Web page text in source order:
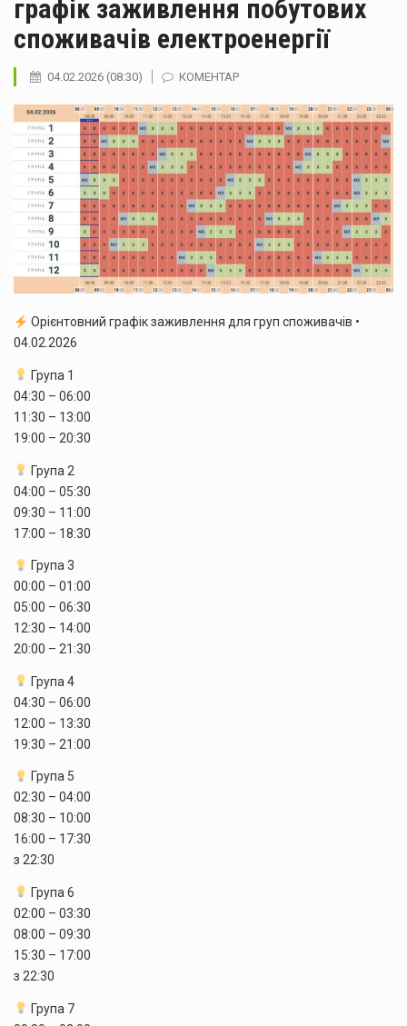
графік заживлення побутових
споживачів електроенергії
04.02.2026 (08:30) КОМЕНТАР
Орієнтовний графік заживлення для груп споживачів •
04.02.2026
Група 1
04:30 – 06:00
11:30 – 13:00
19:00 – 20:30
Група 2
04:00 – 05:30
09:30 – 11:00
17:00 – 18:30
Група 3
00:00 – 01:00
05:00 – 06:30
12:30 – 14:00
20:00 – 21:30
Група 4
04:30 – 06:00
12:00 – 13:30
19:30 – 21:00
Група 5
02:30 – 04:00
08:30 – 10:00
16:00 – 17:30
з 22:30
Група 6
02:00 – 03:30
08:00 – 09:30
15:30 – 17:00
з 22:30
Група 7